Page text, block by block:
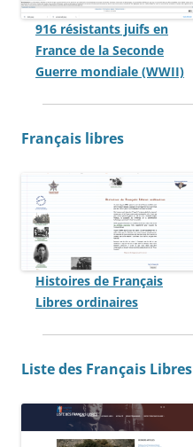
916 résistants juifs en
France de la Seconde
Guerre mondiale (WWII)
Français libres
Histoires de Français
Libres ordinaires
Liste des Français Libres